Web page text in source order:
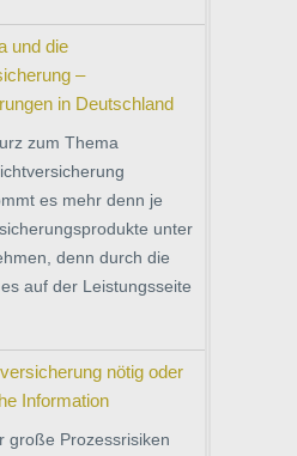
und die
–
in Deutschland
zum Thema
es mehr denn je
unter
denn durch die
auf der Leistungsseite
nötig oder
Information
große Prozessrisiken